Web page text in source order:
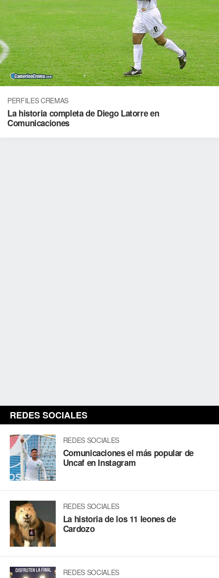
PERFILES CREMAS
La historia completa de Diego Latorre en
Comunicaciones
REDES SOCIALES
REDES SOCIALES
Comunicaciones el más popular de
Uncaf en Instagram
REDES SOCIALES
La historia de los 11 leones de
Cardozo
REDES SOCIALES